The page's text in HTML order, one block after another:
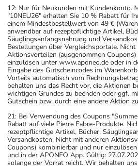
12: Nur für Neukunden mit Kundenkonto.
"10NEU26" erhalten Sie 10 % Rabatt für
einem Mindestbestellwert von 49 €
anwendbar auf rezeptpflichtige Artikel,
Säuglingsanfangsnahrung und
Bestellungen über Vergleichsportale. Nicht
Aktionsvorteilen (ausgenommen
einzulösen unter www.aponeo.de oder in
Eingabe des Gutscheincodes im
Vorteils automatisch vom
behalten uns das Recht vor, die Aktionen
wichtigen Grundes zu beenden oder ggf.
Gutschein bzw. durch eine andere Aktion
21: Bei Verwendung des Coupons
Rabatt auf viele Pierre Fabre-Produkte.
rezeptpflichtige Artikel, Bücher,
Versandkosten. Nicht mit anderen
Coupons) kombinierbar und nur
und in der APONEO App. Gültig:
solange der Vorrat reicht. Wir behalten